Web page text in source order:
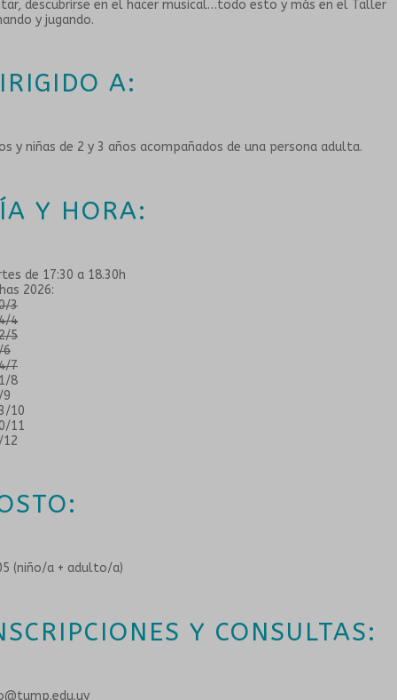
descubrirse en el hacer musical…todo esto y más en el Taller
y jugando.
A:
y niñas de 2 y 3 años acompañados de una persona adulta.
Y HORA:
de 17:30 a 18.30h
2026:
3
4
5
6
7
8
9
10
11
(niño/a + adulto/a)
Y CONSULTAS: